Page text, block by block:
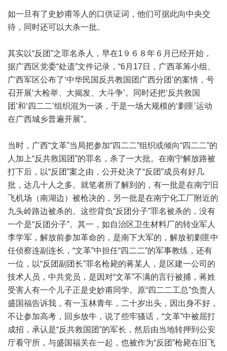
如一旦有了史妙甫等人的口供证词，他们可据此向中央交
待，同时还可以大杀一批。
其实以“反团”之罪名杀人，早在1９６８年６月已经开始，
据广西区党委“处遗”文件记录，“6月17日，广西革筹小组、
广西军区公布了‘中华民国反共教国团广西分团’的案情，号
召开展‘大检举、大揭发、大斗争’。同时还把‘反共救国
团’和‘四二二’组织混为一谈，于是一场大规模的‘剿匪’运动
在广西城乡普遍开展”。
当时，广西“文革”当局把参加“四二二”组织或倾向“四二二”的
人加上“反共救国团”的罪名，杀了一大批。在南宁解放路被
打下后，以“反团”案之由，公开处决了“反团”成员有好几
批，达几十人之多。就笔者所了解到的，有一批是在南宁旧
飞机场（南湖边）被枪决的，另一批是在南宁化工厂附近的
九头岭路边被杀的。这些背负“反团分子”罪名被杀的，没有
一个是“反团分子”。其一，如自治区卫生材料厂的转业军人
李学军，解放前参加革命的，是南下大军的，解放初剿匪中
任侦察连副连长，“文革”中担任“四二二”的军事教练，还有
一位，以“反团副团长”罪名枪毙的蒋某人，是区建一公司的
技术人员，中共党员，是因对“文革”不满的言行被捕，蒋姓
受害人有一个儿子正是史妙甫同学。原“四二二工总”负责人
盛国福告诉我，有一玉林青年，二十岁出头，因出身不好，
不让参加高考，回乡放牛，说了些牢骚话，“文革”中被屈打
成招，承认是“反共救国团”的军长，然后由当地转押到公安
厅看守所，与盛国福关在一起，也被作为“反团”枪毙在旧飞